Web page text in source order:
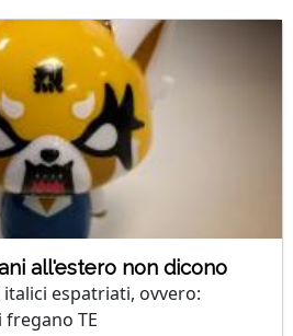
all'estero non dicono
espatriati, ovvero:
TE